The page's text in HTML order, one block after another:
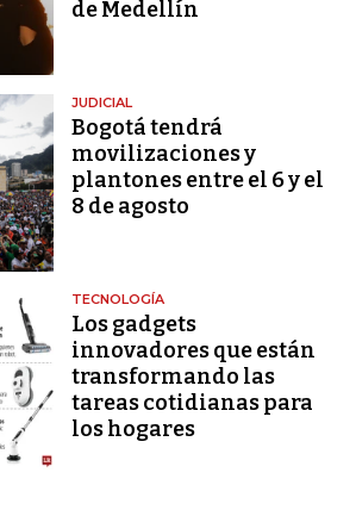
de Medellín
JUDICIAL
Bogotá tendrá
movilizaciones y
plantones entre el 6 y el
8 de agosto
TECNOLOGÍA
Los gadgets
innovadores que están
transformando las
tareas cotidianas para
los hogares